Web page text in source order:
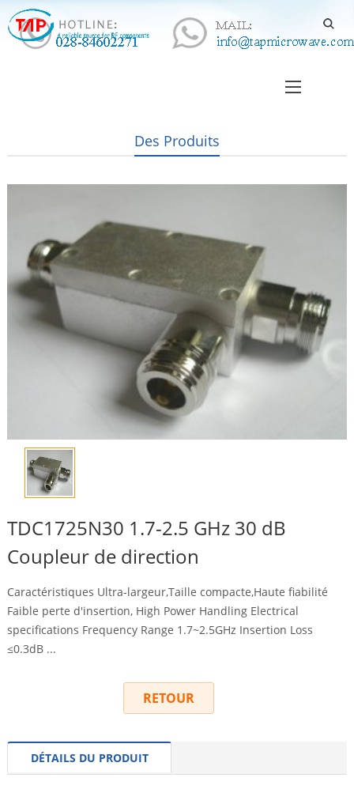
Des Produits
TDC1725N30 1.7-2.5 GHz 30 dB
Coupleur de direction
Caractéristiques Ultra-largeur,Taille compacte,Haute fiabilité
Faible perte d'insertion, High Power Handling Electrical
specifications Frequency Range 1.7~2.5GHz Insertion Loss
≤0.3dB...
RETOUR
DÉTAILS DU PRODUIT